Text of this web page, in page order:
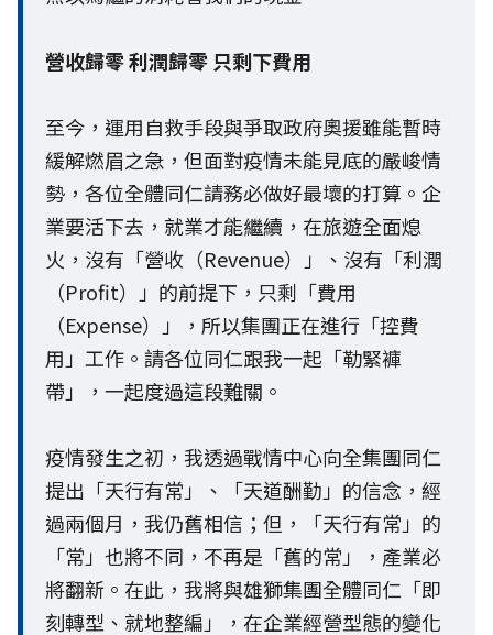
營收歸零 利潤歸零 只剩下費用
至今，運用自救手段與爭取政府奧援雖能暫時
緩解燃眉之急，但面對疫情未能見底的嚴峻情
勢，各位全體同仁請務必做好最壞的打算。企
業要活下去，就業才能繼續，在旅遊全面熄
火，沒有「營收（Revenue）」、沒有「利潤
（Profit）」的前提下，只剩「費用
（Expense）」，所以集團正在進行「控費
用」工作。請各位同仁跟我一起「勒緊褲
帶」，一起度過這段難關。
疫情發生之初，我透過戰情中心向全集團同仁
提出「天行有常」、「天道酬勤」的信念，經
過兩個月，我仍舊相信；但，「天行有常」的
「常」也將不同，不再是「舊的常」，產業必
將翻新。在此，我將與雄獅集團全體同仁「即
刻轉型、就地整編」，在企業經營型態的變化